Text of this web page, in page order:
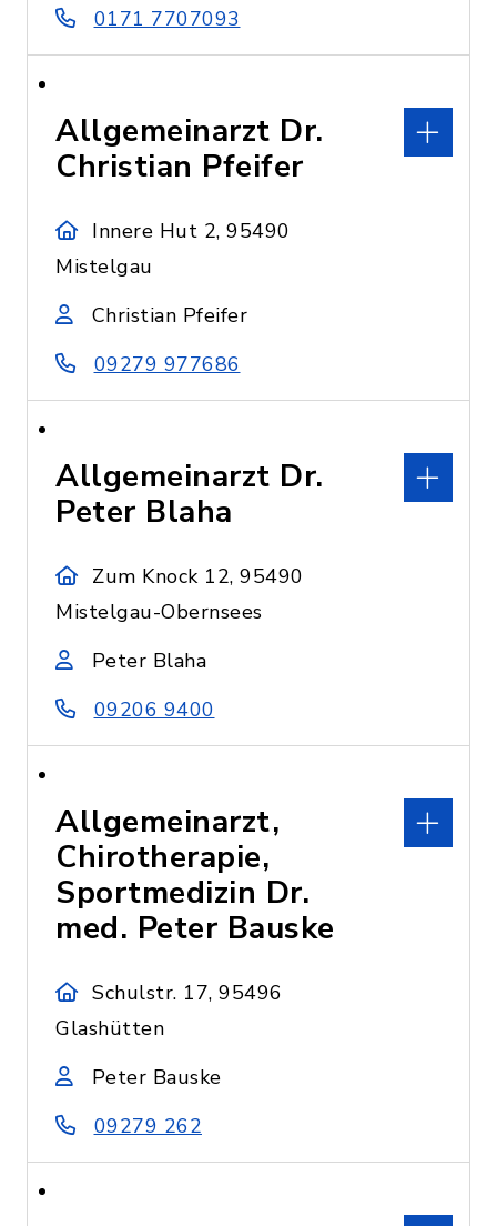
0171 7707093
Allgemeinarzt Dr.
Christian Pfeifer
Innere Hut 2, 95490
Mistelgau
Christian Pfeifer
09279 977686
Allgemeinarzt Dr.
Peter Blaha
Zum Knock 12, 95490
Mistelgau-Obernsees
Peter Blaha
09206 9400
Allgemeinarzt,
Chirotherapie,
Sportmedizin Dr.
med. Peter Bauske
Schulstr. 17, 95496
Glashütten
Peter Bauske
09279 262